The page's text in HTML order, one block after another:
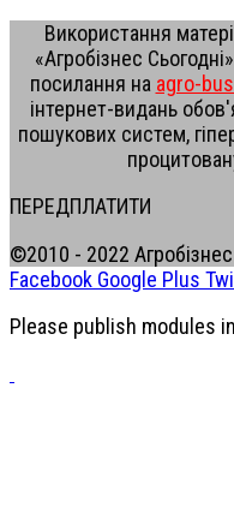
Використання
«Агробізнес
посилання на agro-
інтернет-видань
пошукових систем,
ПЕРЕДПЛАТИТИ
©2010 - 2022 Агробізнес
Facebook Google Plus
Please publish modules in